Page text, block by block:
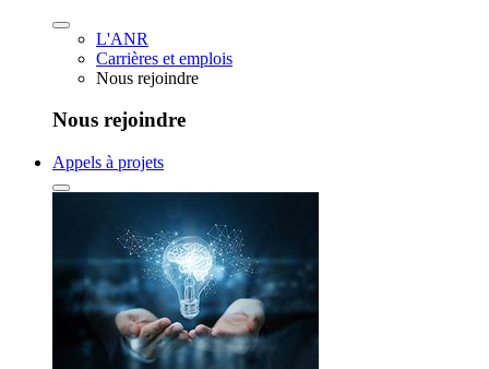
L'ANR
Carrières et emplois
Nous rejoindre
Nous rejoindre
Appels à projets